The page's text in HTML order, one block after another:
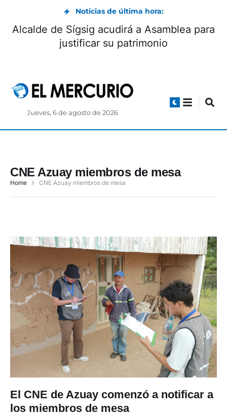
Noticias de última hora:
Alcalde de Sígsig acudirá a Asamblea para
justificar su patrimonio
Jueves, 6 de agosto de 2026
CNE Azuay miembros de mesa
Home CNE Azuay miembros de mesa
El CNE de Azuay comenzó a notificar a
los miembros de mesa